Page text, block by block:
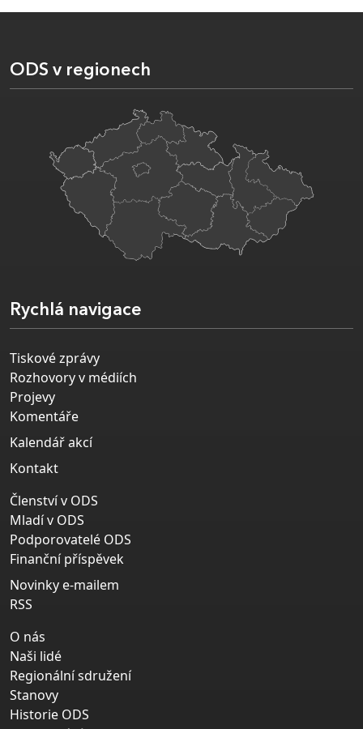
ODS v regionech
Rychlá navigace
Tiskové zprávy
Rozhovory v médiích
Projevy
Komentáře
Kalendář akcí
Kontakt
Členství v ODS
Mladí v ODS
Podporovatelé ODS
Finanční příspěvek
Novinky e-mailem
RSS
O nás
Naši lidé
Regionální sdružení
Stanovy
Historie ODS